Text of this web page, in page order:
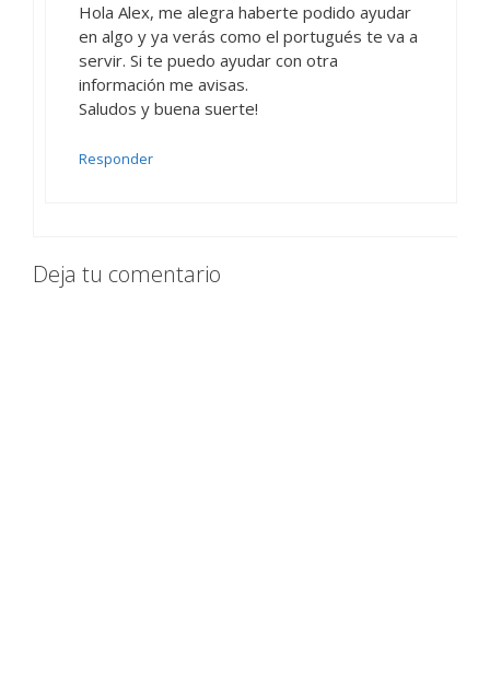
Hola Alex, me alegra haberte podido ayudar
en algo y ya verás como el portugués te va a
servir. Si te puedo ayudar con otra
información me avisas.
Saludos y buena suerte!
Responder
Deja tu comentario